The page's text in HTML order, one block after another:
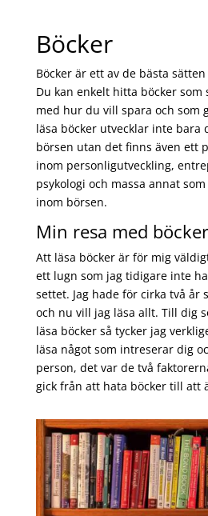
Böcker
Böcker är ett av de bästa
Du kan enkelt hitta böcker som
med hur du vill spara och som
läsa böcker utvecklar inte bara
börsen utan det finns även ett
inom personligutveckling,
psykologi och massa annat
inom börsen.
Min resa med böcker
Att läsa böcker är för mig
ett lugn som jag tidigare inte
settet. Jag hade för cirka två år
och nu vill jag läsa allt. Till dig
läsa böcker så tycker jag
läsa något som intreserar dig
person, det var de två
gick från att hata böcker till att